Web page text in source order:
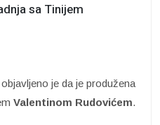
sa Tinijem
je da je produžena
Valentinom Rudovićem.